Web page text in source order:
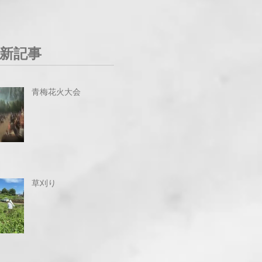
記事
青梅花火大会
草刈り